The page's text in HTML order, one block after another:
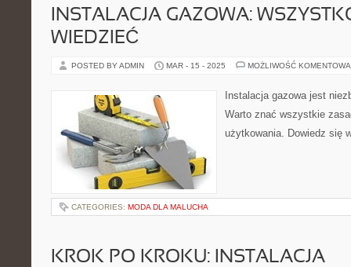
INSTALACJA GAZOWA:
WIEDZIEĆ
POSTED BY ADMIN MAR - 15 - 2025 MOŻLIWOŚĆ
Instalacja gazowa jest
Warto znać wszystkie
użytkowania. Dowiedz się
CATEGORIES: MODA DLA MALUCHA
KROK PO KROKU: INSTALACJA